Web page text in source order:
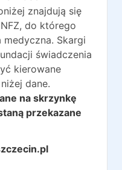
znajdują się
do którego
Skargi
świadczenia
kierowane
dane.
na skrzynkę
przekazane